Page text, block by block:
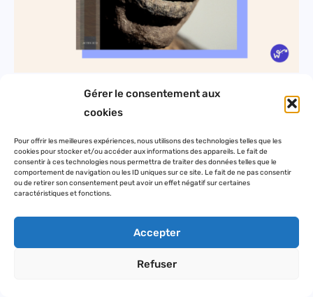
Gérer le consentement aux
cookies
Pour offrir les meilleures expériences, nous utilisons des technologies telles que les
cookies pour stocker et/ou accéder aux informations des appareils. Le fait de
consentir à ces technologies nous permettra de traiter des données telles que le
comportement de navigation ou les ID uniques sur ce site. Le fait de ne pas consentir
ou de retirer son consentement peut avoir un effet négatif sur certaines
caractéristiques et fonctions.
Accepter
Refuser
CONFIRM YOUR HUMANITY
COnFirm YOU ARE HUMAN Imagination Créatrice 12
mai 2023 #CONFIRMHUMANITY #pensergrand
#IMAGINATIONCREATRICE J’ai pensé à Ousmane Sow
ce matin, sculpteur monumental de l’humanité avec
« ses grands hommes », tandis que je confirmais pour
la énième fois que je n’étais pas un robot au moment
de m’inscrire à une (énième) infolettre. Ousmane Sow